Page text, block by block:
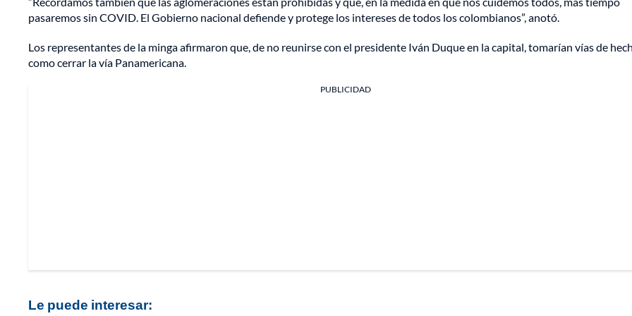
pasaremos sin COVID. El Gobierno nacional defiende y protege los intereses de todos los colombianos”, anotó.
Los representantes de la minga afirmaron que, de no reunirse con el presidente Iván Duque en la capital, tomarían vías de
como cerrar la vía Panamericana.
PUBLICIDAD
Le puede interesar: